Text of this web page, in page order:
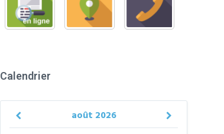
Calendrier
août 2026
Previous
Next